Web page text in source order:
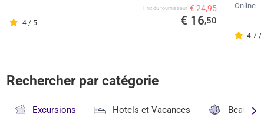
4 / 5
Prix ​​du fournisseur € 24,95
€ 16,50
Online
4.7 /
Rechercher par catégorie
Excursions Hotels et Vacances Beauté